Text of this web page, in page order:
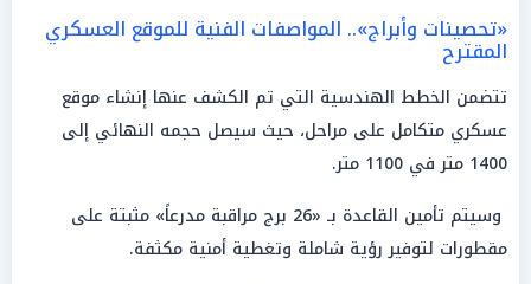
«تحصينات وأبراج».. المواصفات الفنية للموقع العسكري
المقترح
تتضمن الخطط الهندسية التي تم الكشف عنها إنشاء موقع
عسكري متكامل على مراحل، حيث سيصل حجمه النهائي إلى
1400 متر في 1100 متر.
وسيتم تأمين القاعدة بـ «26 برج مراقبة مدرعاً» مثبتة على
مقطورات لتوفير رؤية شاملة وتغطية أمنية مكثفة.